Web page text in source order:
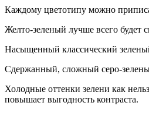
Каждому цветотипу можно
Желто-зеленый лучше всего будет
Насыщенный классический
Сдержанный, сложный серо-
Холодные оттенки зелени как
повышает выгодность контраста.